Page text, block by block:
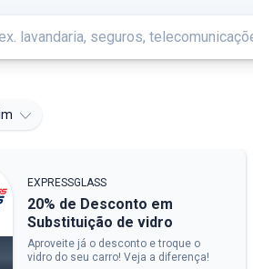
EXPRESSGLASS
20% de Desconto em
Substituição de vidro
Aproveite já o desconto e troque o
vidro do seu carro! Veja a diferença!